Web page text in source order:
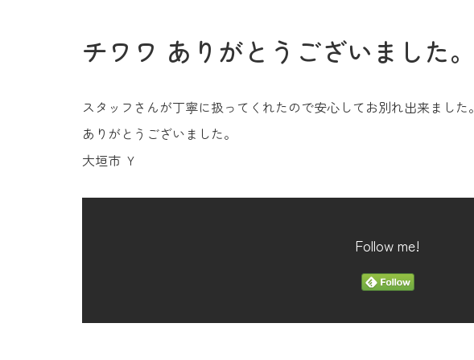
チワワ ありがとうございました。
スタッフさんが丁寧に扱ってくれたので安心してお別れ出来ました。
ありがとうございました。
大垣市 Ｙ
Follow me!